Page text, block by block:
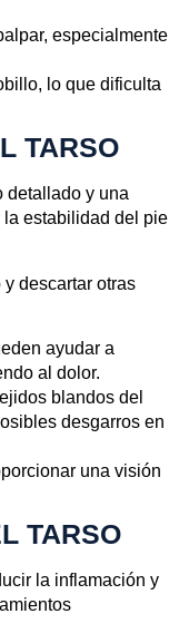
especialmente
lo que dificulta
TARSO
detallado y una
estabilidad del pie
descartar otras
ayudar a
al dolor.
blandos del
desgarros en
una visión
TARSO
la inflamación y